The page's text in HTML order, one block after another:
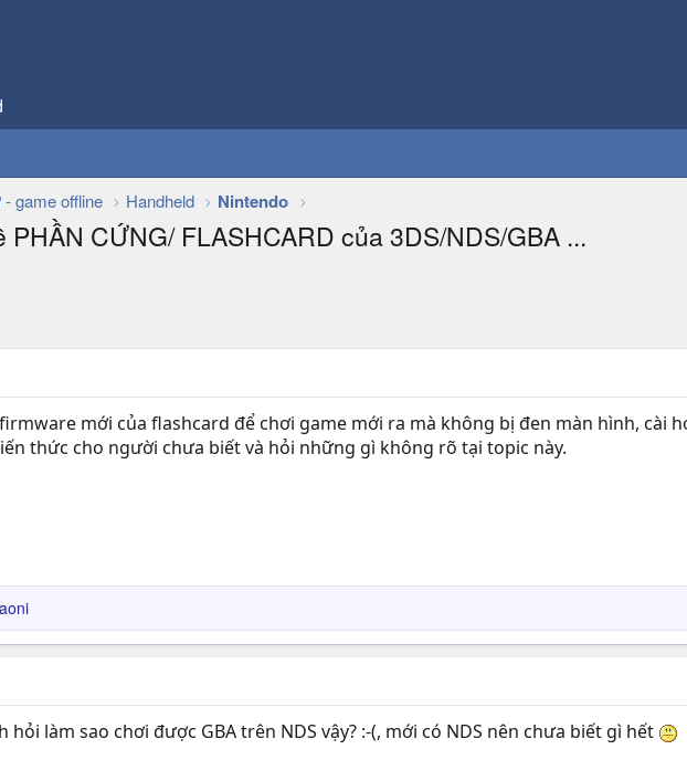
game offline Handheld Nintendo
CỨNG/ FLASHCARD của 3DS/NDS/GBA ...
mới của flashcard để chơi game mới ra mà không bị đen màn hình, cài
thức cho người chưa biết và hỏi những gì không rõ tại topic này.
hỏi làm sao chơi được GBA trên NDS vậy? :-(, mới có NDS nên chưa biết gì hết